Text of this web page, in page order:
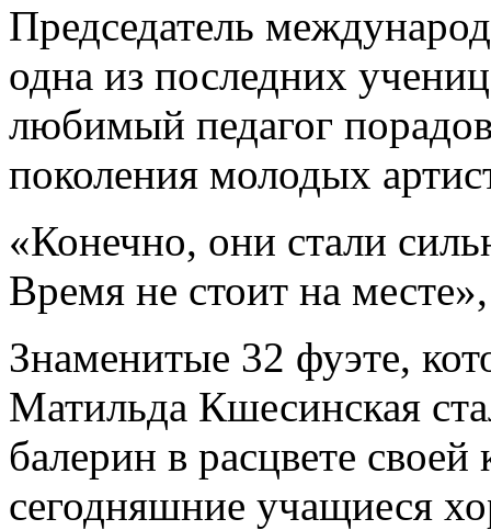
Председатель
одна из последних
любимый педагог
поколения молодых
«Конечно, они стали
Время не стоит на
Знаменитые 32 фуэте,
Матильда Кшесинская
балерин в расцвете
сегодняшние учащиеся